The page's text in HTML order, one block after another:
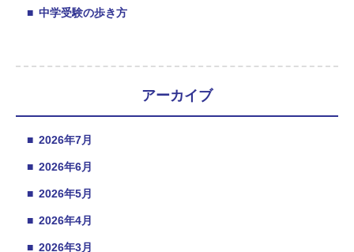
■ 中学受験の歩き方
アーカイブ
■ 2026年7月
■ 2026年6月
■ 2026年5月
■ 2026年4月
■ 2026年3月